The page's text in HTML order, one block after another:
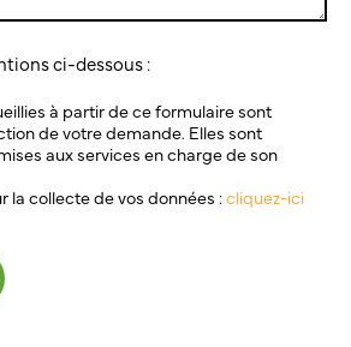
ci-dessous :
à partir de ce formulaire sont
de votre demande. Elles sont
aux services en charge de son
la collecte de vos données :cliquez-ici